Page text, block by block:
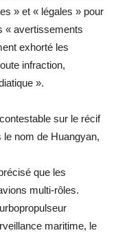
» et « légales » pour
« avertissements
exhorté les
infraction,
».
sur le récif
nom de Huangyan,
que les
multi-rôles.
maritime, le